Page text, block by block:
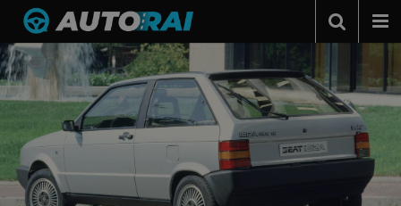
Autonieuws
Podcast
Autotests
Automerken
Adverteren